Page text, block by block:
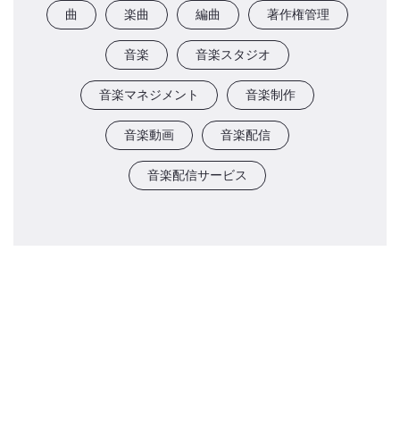
曲 楽曲 編曲 著作権管理
音楽 音楽スタジオ
音楽マネジメント 音楽制作
音楽動画 音楽配信
音楽配信サービス